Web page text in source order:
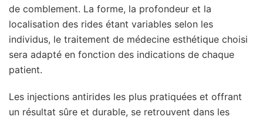
de comblement. La forme, la profondeur et la
localisation des rides étant variables selon les
individus, le traitement de médecine esthétique choisi
sera adapté en fonction des indications de chaque
patient.
Les injections antirides les plus pratiquées et offrant
un résultat sûre et durable, se retrouvent dans les